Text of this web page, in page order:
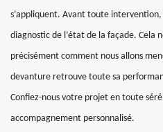
s’appliquent. Avant toute
diagnostic de l’état de la façade. Cela
précisément comment nous allons
devanture retrouve toute sa
Confiez-nous votre projet en toute
accompagnement personnalisé.